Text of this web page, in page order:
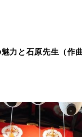
力と石原先生（作